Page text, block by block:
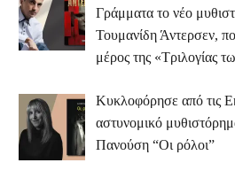
Γράμματα το νέο
Τουμανίδη Άντερσεν,
μέρος της «Τριλογίας
Κυκλοφόρησε από τις
αστυνομικό
Πανούση “Οι ρόλοι”